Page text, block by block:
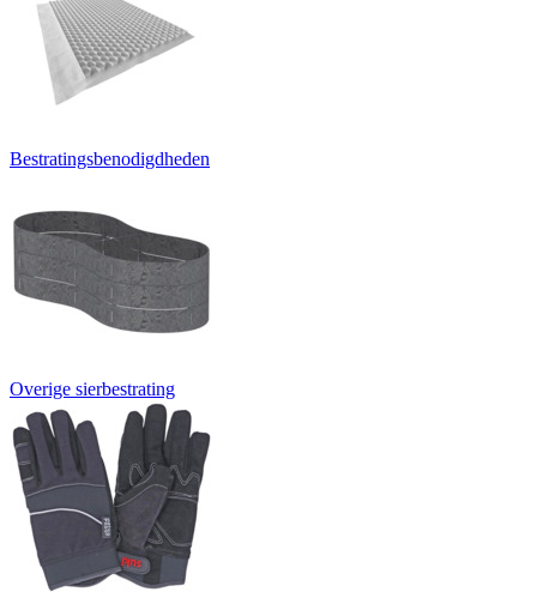
Bestratingsbenodigdheden
Overige sierbestrating